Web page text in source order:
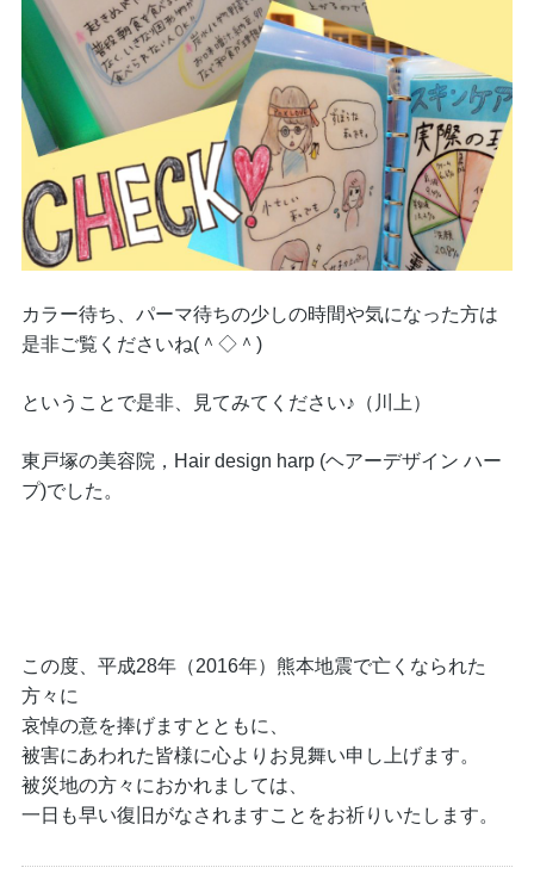
カラー待ち、パーマ待ちの少しの時間や気になった方は
是非ご覧くださいね(＾◇＾)
ということで是非、見てみてください♪（川上）
東戸塚の美容院，Hair design harp (ヘアーデザイン ハー
プ)でした。
この度、平成28年（2016年）熊本地震で亡くなられた
方々に
哀悼の意を捧げますとともに、
被害にあわれた皆様に心よりお見舞い申し上げます。
被災地の方々におかれましては、
一日も早い復旧がなされますことをお祈りいたします。